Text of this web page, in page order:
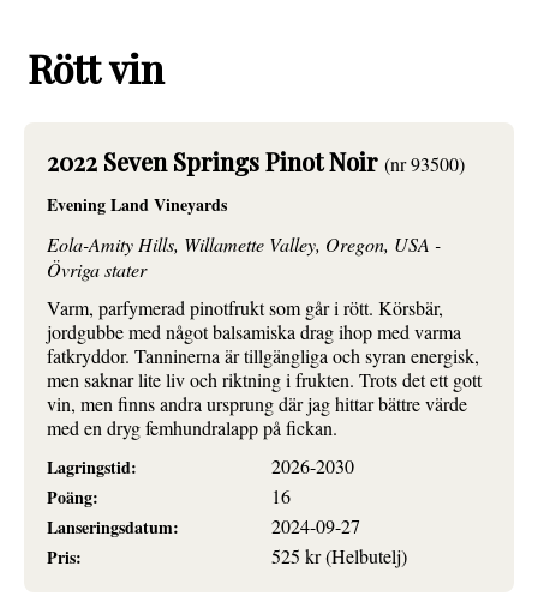
Rött vin
2022 Seven Springs Pinot Noir (nr 93500)
Evening Land Vineyards
Eola-Amity Hills, Willamette Valley, Oregon, USA -
Övriga stater
Varm, parfymerad pinotfrukt som går i rött. Körsbär,
jordgubbe med något balsamiska drag ihop med varma
fatkryddor. Tanninerna är tillgängliga och syran energisk,
men saknar lite liv och riktning i frukten. Trots det ett gott
vin, men finns andra ursprung där jag hittar bättre värde
med en dryg femhundralapp på fickan.
Lagringstid:
2026-2030
Poäng:
16
Lanseringsdatum:
2024-09-27
Pris:
525 kr (Helbutelj)